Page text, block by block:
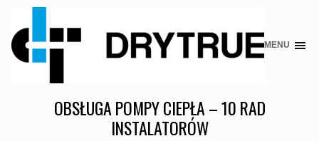
Skip
MENU
OBSŁUGA POMPY CIEPŁA – 10 RAD
INSTALATORÓW